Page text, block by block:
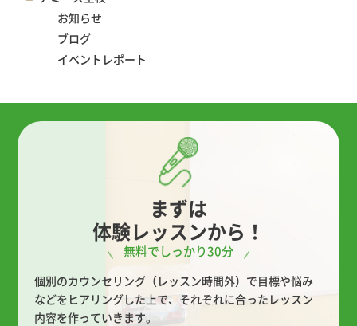
お知らせ
ブログ
イベントレポート
まずは
体験レッスンから！
無料でしっかり30分
個別のカウンセリング（レッスン時間外）で目標や悩み
などをヒアリングした上で、 それぞれに合ったレッスン
内容を作っていきます。